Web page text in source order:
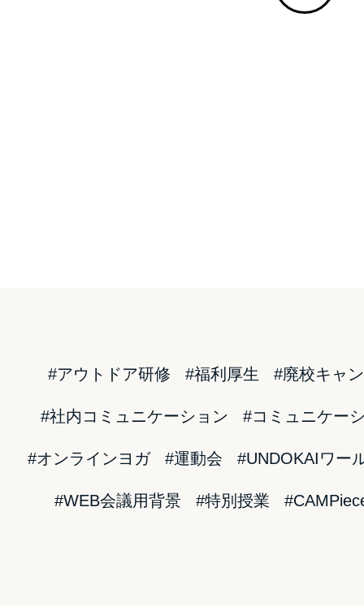
#アウトドア研修 #福利厚生 #廃校キャ
#社内コミュニケーション #コミュニケー
#オンラインヨガ #運動会 #UNDOKAIワー
#WEB会議用背景 #特別授業